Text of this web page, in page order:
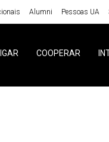
Alumni Pessoas UA
COOPERAR